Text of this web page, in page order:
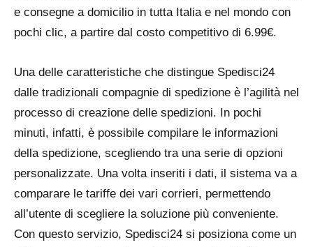
e consegne a domicilio in tutta Italia e nel mondo con
pochi clic, a partire dal costo competitivo di 6.99€.
Una delle caratteristiche che distingue Spedisci24
dalle tradizionali compagnie di spedizione è l’agilità nel
processo di creazione delle spedizioni. In pochi
minuti, infatti, è possibile compilare le informazioni
della spedizione, scegliendo tra una serie di opzioni
personalizzate. Una volta inseriti i dati, il sistema va a
comparare le tariffe dei vari corrieri, permettendo
all’utente di scegliere la soluzione più conveniente.
Con questo servizio, Spedisci24 si posiziona come un